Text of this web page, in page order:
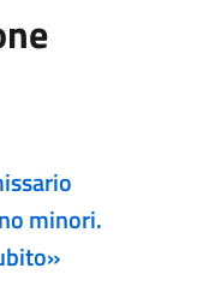
minori.